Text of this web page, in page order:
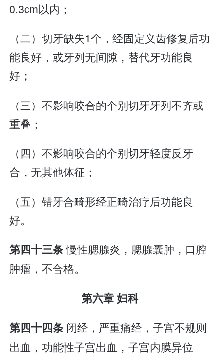
0.3cm以内；
（二）切牙缺失1个，经固定义齿修复后功
能良好，或牙列无间隙，替代牙功能良
好；
（三）不影响咬合的个别切牙牙列不齐或
重叠；
（四）不影响咬合的个别切牙轻度反牙
合，无其他体征；
（五）错牙合畸形经正畸治疗后功能良
好。
第四十三条慢性腮腺炎，腮腺囊肿，口腔
肿瘤，不合格。
第六章 妇科
第四十四条 闭经，严重痛经，子宫不规则
出血，功能性子宫出血，子宫内膜异位